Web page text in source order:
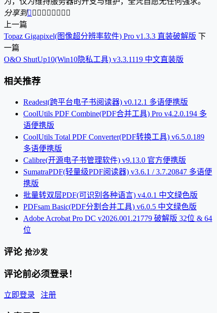
分享到        
上一篇
Topaz Gigapixel(图像超分辨率软件) Pro v1.3.3 直装破解版 下
一篇
O&O ShutUp10(Win10隐私工具) v3.3.1119 中文直装版
相关推荐
Readest(跨平台电子书阅读器) v0.12.1 多语便携版
CoolUtils PDF Combine(PDF合并工具) Pro v4.2.0.194 多
语便携版
CoolUtils Total PDF Converter(PDF转换工具) v6.5.0.189
多语便携版
Calibre(开源电子书管理软件) v9.13.0 官方便携版
SumatraPDF(轻量级PDF阅读器) v3.6.1 / 3.7.20847 多语便
携版
批量转双层PDF(可识别各种语言) v4.0.1 中文绿色版
PDFsam Basic(PDF分割合并工具) v6.0.5 中文绿色版
Adobe Acrobat Pro DC v2026.001.21779 破解版 32位 & 64
位
评论 抢沙发
评论前必须登录！
立即登录 注册